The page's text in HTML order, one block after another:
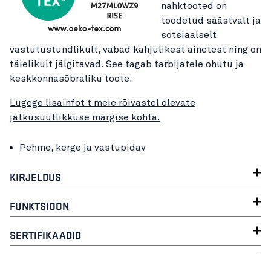
nahktooted on
toodetud säästvalt ja
sotsiaalselt
vastutustundlikult, vabad kahjulikest ainetest ning on
täielikult jälgitavad. See tagab tarbijatele ohutu ja
keskkonnasõbraliku toote.
Lugege lisainfot t meie rõivastel olevate
jätkusuutlikkuse märgise kohta.
Pehme, kerge ja vastupidav
KIRJELDUS
FUNKTSIOON
SERTIFIKAADID